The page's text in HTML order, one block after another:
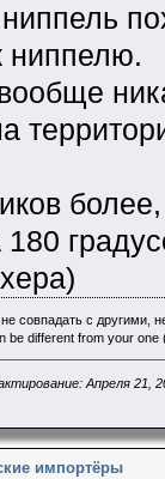
ниппелю.
180
совпадать с другими,
be different from your
Апреля 21,
импортёры